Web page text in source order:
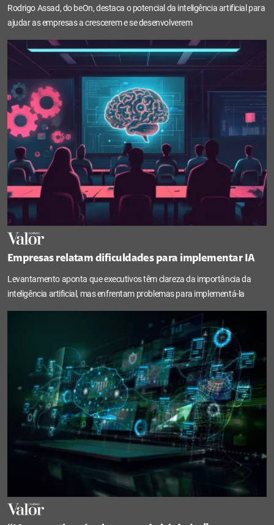
Rodrigo Assad, do beOn, destaca o potencial da inteligência artificial para
ajudar as empresas a crescerem e se desenvolverem
Empresas relatam dificuldades para implementar IA
Levantamento aponta que executivos têm clareza da importância da
inteligência artificial, mas enfrentam problemas para implementá-la